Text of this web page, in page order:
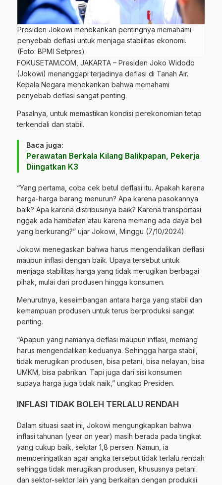
Presiden Jokowi menekankan pentingnya memahami
penyebab deflasi untuk menjaga stabilitas ekonomi.
(Foto: BPMI Setpres)
FOKUSETAM.COM, JAKARTA – Presiden Joko Widodo
(Jokowi) menanggapi terjadinya deflasi di Tanah Air.
Kepala Negara menekankan bahwa memahami
penyebab deflasi sangat penting.
Pasalnya, untuk memastikan kondisi perekonomian tetap
terkendali dan stabil.
Baca juga:
Perawatan Berkala Kilang Balikpapan, Pekerja
Diingatkan K3
“Yang pertama, coba cek betul deflasi itu. Apakah karena
harga-harga barang menurun? Apa karena pasokannya
baik? Apa karena distribusinya baik? Karena transportasi
nggak ada hambatan atau karena memang ada daya beli
yang berkurang?” ujar Jokowi, Minggu (7/10/2024).
Jokowi menegaskan bahwa harus mengendalikan deflasi
maupun inflasi dengan baik. Upaya tersebut untuk
menjaga stabilitas harga yang tidak merugikan berbagai
pihak, mulai dari produsen hingga konsumen.
Menurutnya, keseimbangan antara harga yang stabil dan
kemampuan produsen untuk terus berproduksi sangat
penting.
“Apapun yang namanya deflasi maupun inflasi, memang
harus mengendalikan keduanya. Sehingga harga stabil,
tidak merugikan produsen, bisa petani, bisa nelayan, bisa
UMKM, bisa pabrikan. Tapi juga dari sisi konsumen
supaya harga juga tidak naik,” ungkap Presiden.
INFLASI TIDAK BOLEH TERLALU RENDAH
Dalam situasi saat ini, Jokowi mengungkapkan bahwa
inflasi tahunan (year on year) masih berada pada tingkat
yang cukup baik, sekitar 1,8 persen. Namun, ia
memperingatkan agar angka tersebut tidak terlalu rendah
sehingga tidak merugikan produsen, khususnya petani
dan sektor-sektor lain yang berkaitan dengan produksi.